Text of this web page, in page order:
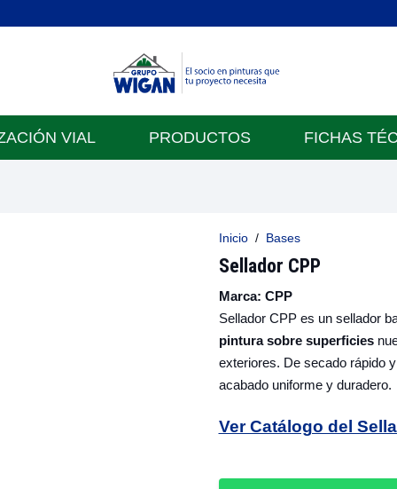
VIAL PRODUCTOS FICHAS
Inicio / Bases
Sellador CPP
Marca: CPP
Sellador CPP es un sellador
pintura sobre superficies
exteriores. De secado rápido
acabado uniforme y duradero.
Ver Catálogo del